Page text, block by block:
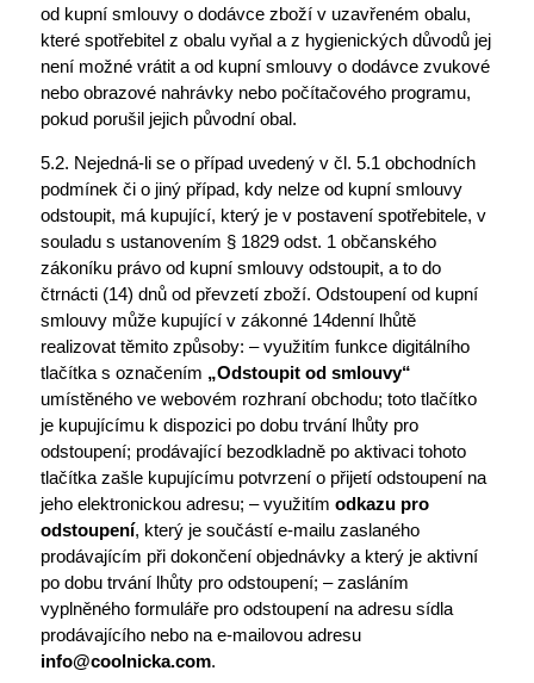
od kupní smlouvy o dodávce zboží v uzavřeném obalu,
které spotřebitel z obalu vyňal a z hygienických důvodů jej
není možné vrátit a od kupní smlouvy o dodávce zvukové
nebo obrazové nahrávky nebo počítačového programu,
pokud porušil jejich původní obal.
5.2. Nejedná-li se o případ uvedený v čl. 5.1 obchodních
podmínek či o jiný případ, kdy nelze od kupní smlouvy
odstoupit, má kupující, který je v postavení spotřebitele, v
souladu s ustanovením § 1829 odst. 1 občanského
zákoníku právo od kupní smlouvy odstoupit, a to do
čtrnácti (14) dnů od převzetí zboží. Odstoupení od kupní
smlouvy může kupující v zákonné 14denní lhůtě
realizovat těmito způsoby: – využitím funkce digitálního
tlačítka s označením „Odstoupit od smlouvy“
umístěného ve webovém rozhraní obchodu; toto tlačítko
je kupujícímu k dispozici po dobu trvání lhůty pro
odstoupení; prodávající bezodkladně po aktivaci tohoto
tlačítka zašle kupujícímu potvrzení o přijetí odstoupení na
jeho elektronickou adresu; – využitím odkazu pro
odstoupení, který je součástí e-mailu zaslaného
prodávajícím při dokončení objednávky a který je aktivní
po dobu trvání lhůty pro odstoupení; – zasláním
vyplněného formuláře pro odstoupení na adresu sídla
prodávajícího nebo na e-mailovou adresu
info@coolnicka.com.